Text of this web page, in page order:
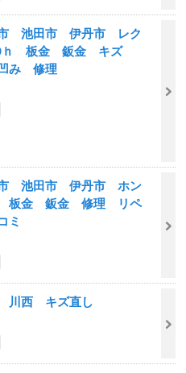
池田市 伊丹市 レク
ｈ 板金 鈑金 キズ
み 修理
池田市 伊丹市 ホン
板金 鈑金 修理 リペ
ミ
川西 キズ直し